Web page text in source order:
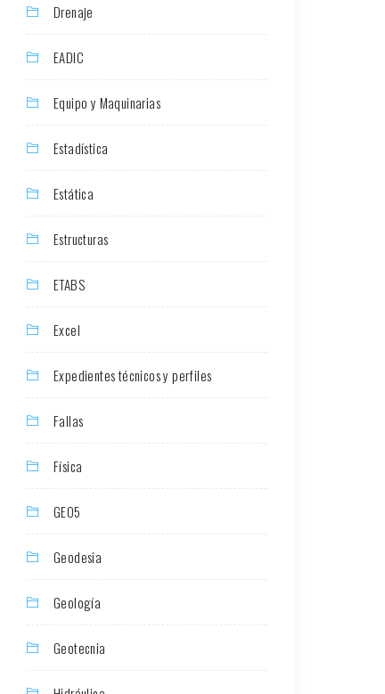
Drenaje
EADIC
Equipo y Maquinarias
Estadística
Estática
Estructuras
ETABS
Excel
Expedientes técnicos y perfiles
Fallas
Física
GEO5
Geodesia
Geología
Geotecnia